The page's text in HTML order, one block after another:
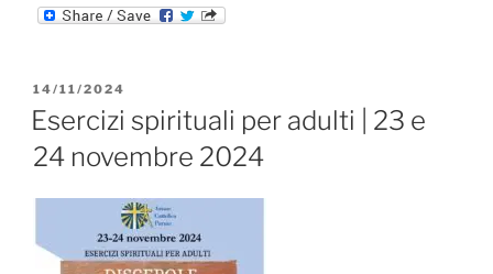
della
Prima
serata
20
2024”
PUBBLICATO
IL
14/11/2024
Esercizi spirituali per adulti | 23 e
24 novembre 2024